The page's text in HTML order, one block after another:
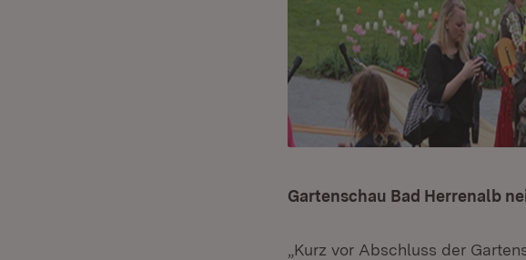
Gartenschau Bad Herrenalb
„Kurz vor Abschluss der